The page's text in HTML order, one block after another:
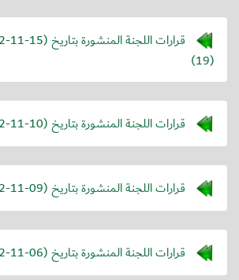
قرارات اللجنة المنشورة بتاريخ (11-15
(19)
قرارات اللجنة المنشورة بتاريخ (11-10
قرارات اللجنة المنشورة بتاريخ (11-09
قرارات اللجنة المنشورة بتاريخ (11-06